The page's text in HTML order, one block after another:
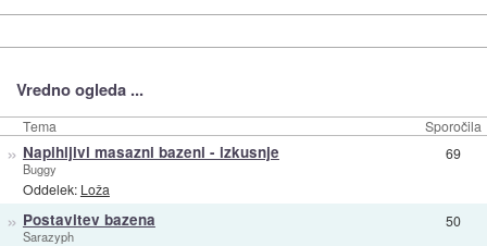
Vredno ogleda ...
Tema Sporočila
» Napihljivi masazni bazeni - izkusnje
Buggy
Oddelek: Loža
69
» Postavitev bazena
Sarazyph
50